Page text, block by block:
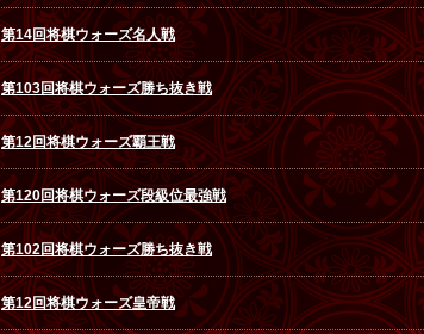
第14回将棋ウォーズ名人戦
第103回将棋ウォーズ勝ち抜き戦
第12回将棋ウォーズ覇王戦
第120回将棋ウォーズ段級位最強戦
第102回将棋ウォーズ勝ち抜き戦
第12回将棋ウォーズ皇帝戦